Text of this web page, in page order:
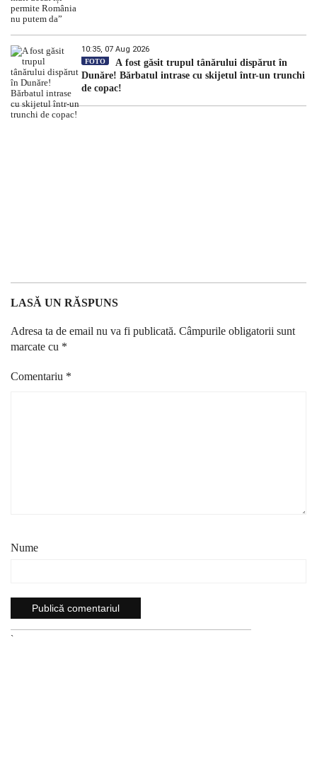
10:35, 07 Aug 2026
FOTO
A fost găsit trupul tânărului dispărut în
Dunăre! Bărbatul intrase cu skijetul într-un trunchi
de copac!
LASĂ UN RĂSPUNS
Adresa ta de email nu va fi publicată. Câmpurile obligatorii sunt
marcate cu *
Comentariu *
Nume
`